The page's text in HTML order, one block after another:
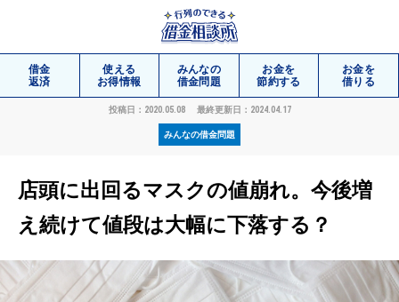
借金
返済
使える
お得情報
みんなの
借金問題
お金を
節約する
お金を
借りる
投稿日：2020.05.08 最終更新日：2024.04.17
みんなの借金問題
店頭に出回るマスクの値崩れ。今後増
え続けて値段は大幅に下落する？